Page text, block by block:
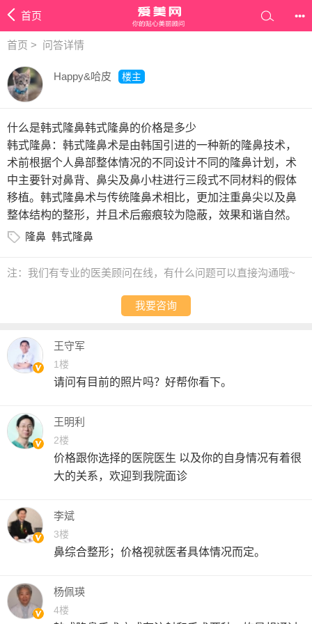
首页 •••
首页 > 问答详情
Happy&哈皮 楼主
什么是韩式隆鼻韩式隆鼻的价格是多少
韩式隆鼻：韩式隆鼻术是由韩国引进的一种新的隆鼻技术，
术前根据个人鼻部整体情况的不同设计不同的隆鼻计划，术
中主要针对鼻背、鼻尖及鼻小柱进行三段式不同材料的假体
移植。韩式隆鼻术与传统隆鼻术相比，更加注重鼻尖以及鼻
整体结构的整形，并且术后瘢痕较为隐蔽，效果和谐自然。
隆鼻 韩式隆鼻
注：我们有专业的医美顾问在线，有什么问题可以直接沟通哦~
我要咨询
王守军
1楼
请问有目前的照片吗？好帮你看下。
王明利
2楼
价格跟你选择的医院医生 以及你的自身情况有着很
大的关系，欢迎到我院面诊
李斌
3楼
鼻综合整形；价格视就医者具体情况而定。
杨佩瑛
4楼